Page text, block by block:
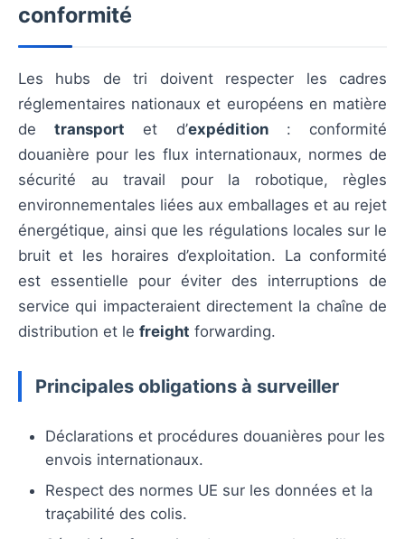
conformité
Les hubs de tri doivent respecter les cadres
réglementaires nationaux et européens en matière
detransport et d’expédition: conformité
douanière pour les flux internationaux, normes de
sécurité au travail pour la robotique, règles
environnementales liées aux emballages et au rejet
énergétique, ainsi que les régulations locales sur le
bruit et les horaires d’exploitation. La conformité
est essentielle pour éviter des interruptions de
service qui impacteraient directement la chaîne de
distribution et le freight forwarding.
Principales obligations à surveiller
Déclarations et procédures douanières pour les
envois internationaux.
Respect des normes UE sur les données et la
traçabilité des colis.